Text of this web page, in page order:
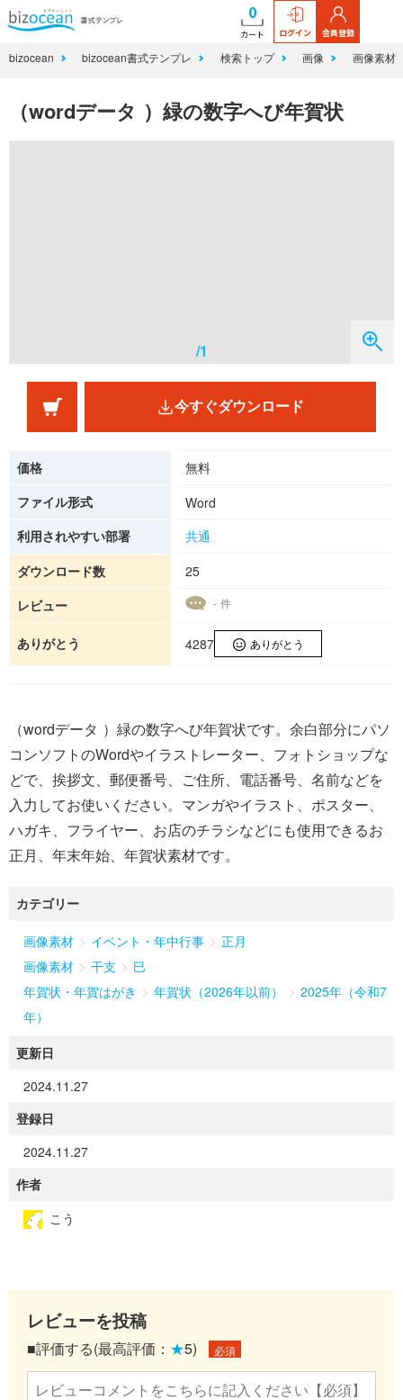
0
カート ログイン 会員登録
bizocean bizocean書式テンプレ 検索トップ 画像 画像素材
（wordデータ ）緑の数字へび年賀状
/1
今すぐダウンロード
価格
無料
ファイル形式
Word
利用されやすい部署
共通
ダウンロード数
25
レビュー
- 件
ありがとう 4287 ありがとう
（wordデータ ）緑の数字へび年賀状です。余白部分にパソ
コンソフトのWordやイラストレーター、フォトショップな
どで、挨拶文、郵便番号、ご住所、電話番号、名前などを
入力してお使いください。マンガやイラスト、ポスター、
ハガキ、フライヤー、お店のチラシなどにも使用できるお
正月、年末年始、年賀状素材です。
カテゴリー
画像素材 > イベント・年中行事 > 正月
画像素材 > 干支 > 巳
年賀状・年賀はがき > 年賀状（2026年以前） > 2025年（令和7
年）
更新日
2024.11.27
登録日
2024.11.27
作者
こう
レビューを投稿
■評価する(最高評価： ★5) 必須